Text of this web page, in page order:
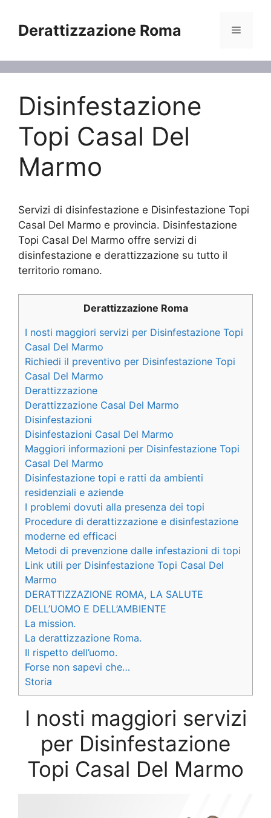
contenuto
Derattizzazione Roma Menu
Disinfestazione
Topi Casal Del
Marmo
Servizi di disinfestazione e Disinfestazione Topi
Casal Del Marmo e provincia. Disinfestazione
Topi Casal Del Marmo offre servizi di
disinfestazione e derattizzazione su tutto il
territorio romano.
Derattizzazione Roma
I nosti maggiori servizi per Disinfestazione Topi
Casal Del Marmo
Richiedi il preventivo per Disinfestazione Topi
Casal Del Marmo
Derattizzazione
Derattizzazione Casal Del Marmo
Disinfestazioni
Disinfestazioni Casal Del Marmo
Maggiori informazioni per Disinfestazione Topi
Casal Del Marmo
Disinfestazione topi e ratti da ambienti
residenziali e aziende
I problemi dovuti alla presenza dei topi
Procedure di derattizzazione e disinfestazione
moderne ed efficaci
Metodi di prevenzione dalle infestazioni di topi
Link utili per Disinfestazione Topi Casal Del
Marmo
DERATTIZZAZIONE ROMA, LA SALUTE
DELL’UOMO E DELL’AMBIENTE
La mission.
La derattizzazione Roma.
Il rispetto dell’uomo.
Forse non sapevi che…
Storia
I nosti maggiori servizi
per Disinfestazione
Topi Casal Del Marmo